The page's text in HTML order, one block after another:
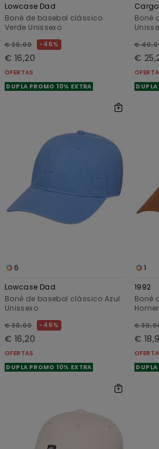
Lowcase Dad
Boné de basebol clássico
Verde Unissexo
€ 30,00 46%
€ 16,20
OFERTAS
DUPLA PROMO 10% EXTRA
Cargo
Boné
€
€
6
Lowcase Dad
Boné de basebol clássico Azul
Unissexo
€ 30,00 46%
€ 16,20
OFERTAS
DUPLA PROMO 10% EXTRA
1
1992
Boné
€
€